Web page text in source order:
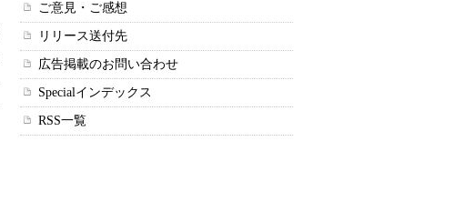
ご意見・ご感想
リリース送付先
広告掲載のお問い合わせ
Specialインデックス
RSS一覧